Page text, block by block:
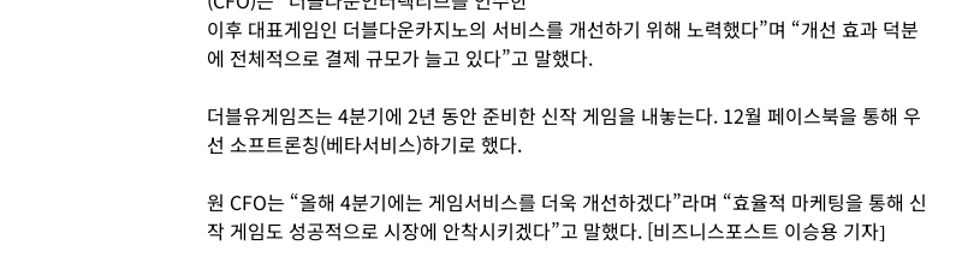
이후 대표게임인 더블다운카지노의 서비스를 개선하기 위해 노력했다”며 “개선 효과 덕분
에 전체적으로 결제 규모가 늘고 있다”고 말했다.
더블유게임즈는 4분기에 2년 동안 준비한 신작 게임을 내놓는다. 12월 페이스북을 통해 우
선 소프트론칭(베타서비스)하기로 했다.
원 CFO는 “올해 4분기에는 게임서비스를 더욱 개선하겠다”라며 “효율적 마케팅을 통해 신
작 게임도 성공적으로 시장에 안착시키겠다”고 말했다. [비즈니스포스트 이승용 기자]